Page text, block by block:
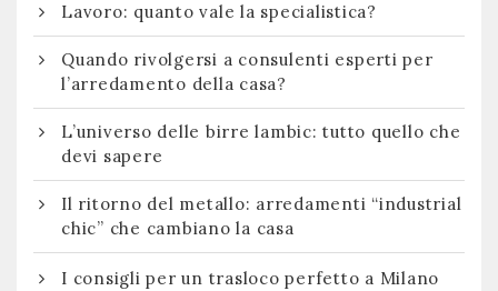
Lavoro: quanto vale la specialistica?
Quando rivolgersi a consulenti esperti per
l’arredamento della casa?
L’universo delle birre lambic: tutto quello che
devi sapere
Il ritorno del metallo: arredamenti “industrial
chic” che cambiano la casa
I consigli per un trasloco perfetto a Milano